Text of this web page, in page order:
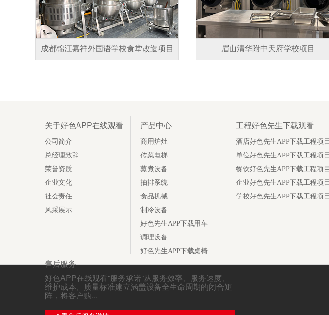
成都锦江嘉祥外国语学校食堂改造项目 眉山清华附中天府学校项目
关于好色APP在线观看
公司简介
总经理致辞
荣誉资质
企业文化
社会责任
风采展示
产品中心
商用炉灶
传菜电梯
蒸煮设备
抽排系统
食品机械
制冷设备
好色先生APP下载用车
调理设备
好色先生APP下载桌椅
工程好色先生下载观看
酒店好色先生APP下载工程项目
单位好色先生APP下载工程项目
餐饮好色先生APP下载工程项目
企业好色先生APP下载工程项目
学校好色先生APP下载工程项目
售后服务
好色APP在线观看“服务承诺”从服务效率、服务速度、
维护成本、质量标准建立涵盖设备全生命周期的闭合矩
阵，将客户购...